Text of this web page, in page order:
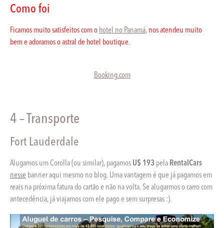
Como foi
Ficamos muito satisfeitos com o hotel no Panamá, nos atendeu muito
bem e adoramos o astral de hotel boutique.
Booking.com
4 – Transporte
Fort Lauderdale
Alugamos um Corolla (ou similar), pagamos U$ 193 pela RentalCars
nesse banner aqui mesmo no blog. Uma vantagem é que já pagamos em
reais na próxima fatura do cartão e não na volta. Se alugarmos o carro com
antecedência, já viajamos com ele pago e sem surpresas :).